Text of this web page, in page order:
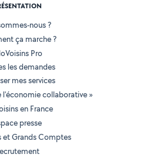
nous ?
ça marche ?
Pro
les demandes
mes services
l'économie collaborative »
en France
presse
et Grands Comptes